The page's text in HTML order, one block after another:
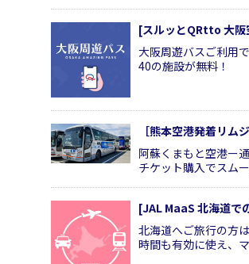
[スルッとQRtto 大阪
大阪周遊バスご利用
40の施設が無料！
［熊本空港発着リム
阿蘇くまもと空港ー
チケット購入でスム
[JAL MaaS 北海道で
北海道へご旅行の方
時間も有効に使え、